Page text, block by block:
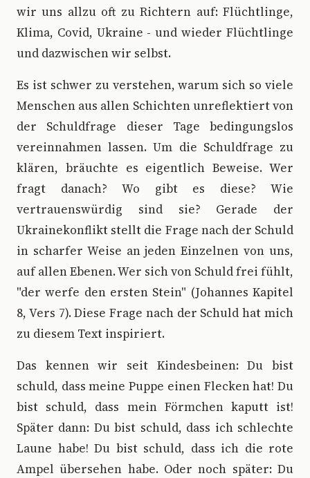
wir uns allzu oft zu Richtern auf: Flüchtlinge,
Klima, Covid, Ukraine - und wieder Flüchtlinge
und dazwischen wir selbst.
Es ist schwer zu verstehen, warum sich so viele
Menschen aus allen Schichten unreflektiert von
der Schuldfrage dieser Tage bedingungslos
vereinnahmen lassen. Um die Schuldfrage zu
klären, bräuchte es eigentlich Beweise. Wer
fragt danach? Wo gibt es diese? Wie
vertrauenswürdig sind sie? Gerade der
Ukrainekonflikt stellt die Frage nach der Schuld
in scharfer Weise an jeden Einzelnen von uns,
auf allen Ebenen. Wer sich von Schuld frei fühlt,
"der werfe den ersten Stein" (Johannes Kapitel
8, Vers 7). Diese Frage nach der Schuld hat mich
zu diesem Text inspiriert.
Das kennen wir seit Kindesbeinen: Du bist
schuld, dass meine Puppe einen Flecken hat! Du
bist schuld, dass mein Förmchen kaputt ist!
Später dann: Du bist schuld, dass ich schlechte
Laune habe! Du bist schuld, dass ich die rote
Ampel übersehen habe. Oder noch später: Du